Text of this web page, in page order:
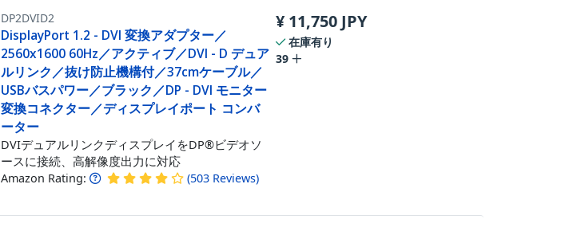
DP2DVID2
DisplayPort 1.2 - DVI 変換アダプター／
2560x1600 60Hz／アクティブ／DVI - D デュア
ルリンク／抜け防止機構付／37cmケーブル／
USBバスパワー／ブラック／DP - DVI モニター
変換コネクター／ディスプレイポート コンバ
ーター
DVIデュアルリンクディスプレイをDP®ビデオソ
ースに接続、高解像度出力に対応
Amazon Rating: (503 Reviews)
¥ 11,750 JPY
在庫有り
39